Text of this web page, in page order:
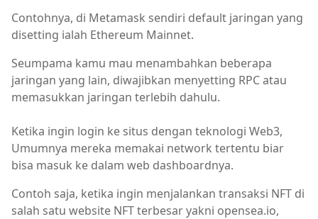
Contohnya, di Metamask sendiri default jaringan yang
disetting ialah Ethereum Mainnet.
Seumpama kamu mau menambahkan beberapa
jaringan yang lain, diwajibkan menyetting RPC atau
memasukkan jaringan terlebih dahulu.
Ketika ingin login ke situs dengan teknologi Web3,
Umumnya mereka memakai network tertentu biar
bisa masuk ke dalam web dashboardnya.
Contoh saja, ketika ingin menjalankan transaksi NFT di
salah satu website NFT terbesar yakni opensea.io,